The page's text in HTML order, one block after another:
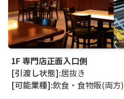
1F 専門店正面入口側
[引渡し状態]:居抜き
[可能業種]:飲食・食物販(両方)